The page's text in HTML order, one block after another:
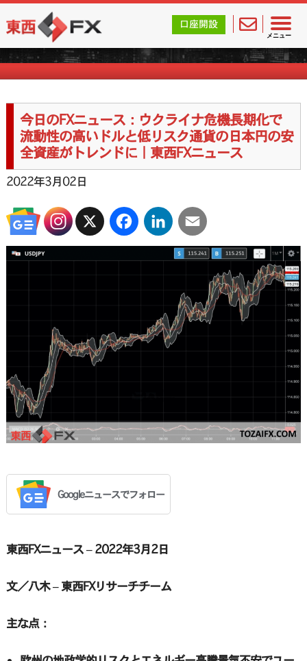
メニュー
東西FX｜海外FX会社（ブローカー）の無料口座開設サポ
口座開設
FXニュース一覧
今日のFXニュース：ウクライナ危機長期化で
流動性の高いドルと低リスク通貨の日本円の安
全資産がトレンドに｜東西FXニュース
2022年3月02日
X FacebookLinkedInEmail
Googleニュースでフォロー
東西FXニュース – 2022年3月2日
文／八木 – 東西FXリサーチチーム
主な点：